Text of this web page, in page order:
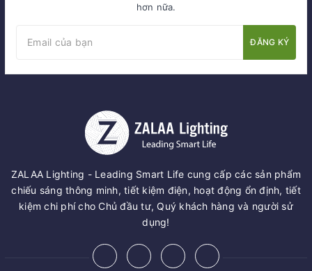
hơn nữa.
ĐĂNG KÝ
ZALAA Lighting - Leading Smart Life cung cấp các sản phẩm
chiếu sáng thông minh, tiết kiệm điện, hoạt động ổn định, tiết
kiệm chi phí cho Chủ đầu tư, Quý khách hàng và người sử
dụng!